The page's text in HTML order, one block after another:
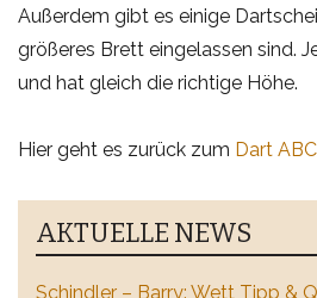
Außerdem gibt es einige
größeres Brett eingelassen sind.
und hat gleich die richtige Höhe.
Hier geht es zurück zum Dart ABC
AKTUELLE NEWS
Schindler – Barry: Wett Tipp &